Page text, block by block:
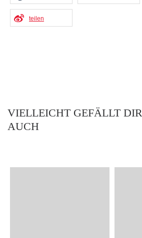
teilen
VIELLEICHT GEFÄLLT DIR
AUCH